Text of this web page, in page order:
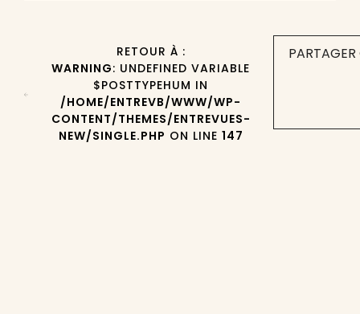
RETOUR À :
WARNING: UNDEFINED VARIABLE
$POSTTYPEHUM IN
/HOME/ENTREVB/WWW/WP-
CONTENT/THEMES/ENTREVUES-
NEW/SINGLE.PHP ON LINE 147